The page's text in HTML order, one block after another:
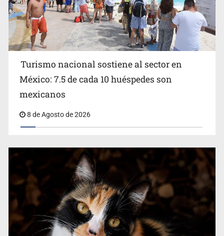
Belinda se corona como la más bella de 2026 en People
Turismo nacional sostiene al sector en
México: 7.5 de cada 10 huéspedes son
mexicanos
8 de Agosto de 2026